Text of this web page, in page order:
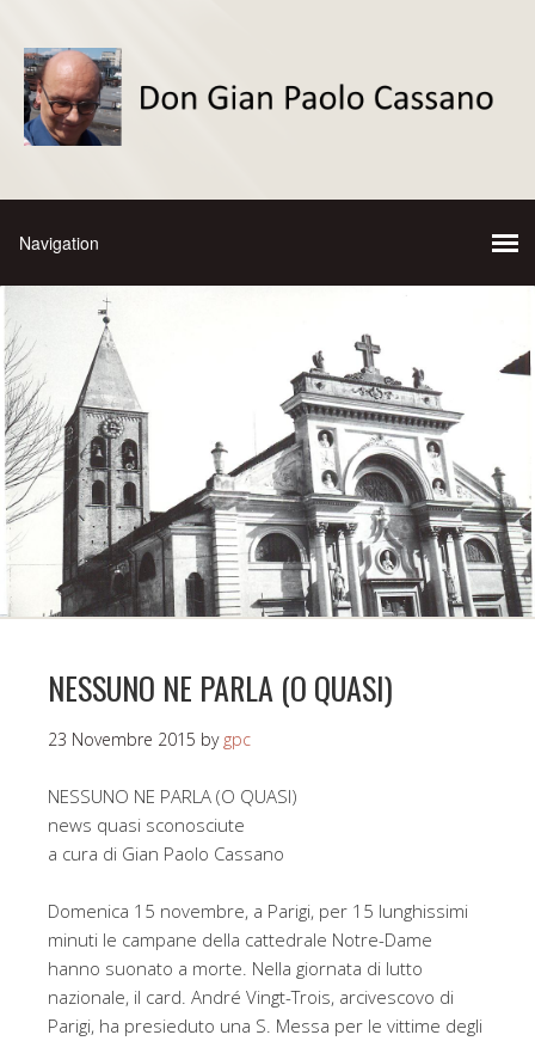
NESSUNO NE PARLA (O QUASI)
23 Novembre 2015 by gpc
NESSUNO NE PARLA (O QUASI)
news quasi sconosciute
a cura di Gian Paolo Cassano
Domenica 15 novembre, a Parigi, per 15 lunghissimi
minuti le campane della cattedrale Notre-Dame
hanno suonato a morte. Nella giornata di lutto
nazionale, il card. André Vingt-Trois, arcivescovo di
Parigi, ha presieduto una S. Messa per le vittime degli